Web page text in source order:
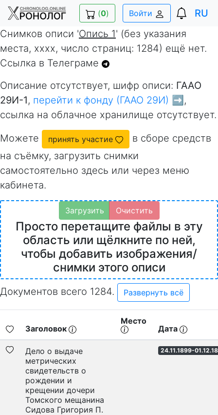
(0) Войти
RU
Снимков описи 'Опись 1' (без указания
места, xxxx, число страниц: 1284) ещё нет.
Ссылка в Телеграме
Описание отсутствует, шифр описи: ГААО
29И-1, перейти к фонду (ГААО 29И) ➡️ ,
ссылка на облачное хранилище отсутствует.
Можете принять участие
в сборе средств
на съёмку, загрузить снимки
самостоятельно здесь или через меню
кабинета.
Загрузить Очистить
Просто перетащите файлы в эту
область или щёлкните по ней,
чтобы добавить изображения/
снимки этого описи
Документов всего 1284. Развернуть всё
Заголовок
Место
Дата
Дело о выдаче
метрических
свидетельств о
рождении и
крещении дочери
Томского мещанина
Сидова Григория П.
24.11.1899-